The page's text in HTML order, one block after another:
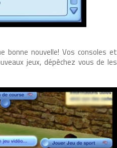
bonne nouvelle! Vos consoles et
jeux, dépêchez vous de les